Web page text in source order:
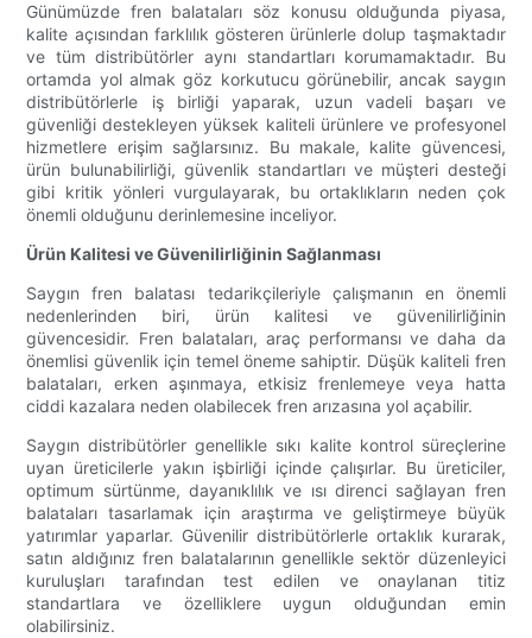
Günümüzde fren balataları söz konusu olduğunda piyasa,
kalite açısından farklılık gösteren ürünlerle dolup taşmaktadır
ve tüm distribütörler aynı standartları korumamaktadır. Bu
ortamda yol almak göz korkutucu görünebilir, ancak saygın
distribütörlerle iş birliği yaparak, uzun vadeli başarı ve
güvenliği destekleyen yüksek kaliteli ürünlere ve profesyonel
hizmetlere erişim sağlarsınız. Bu makale, kalite güvencesi,
ürün bulunabilirliği, güvenlik standartları ve müşteri desteği
gibi kritik yönleri vurgulayarak, bu ortaklıkların neden çok
önemli olduğunu derinlemesine inceliyor.
Ürün Kalitesi ve Güvenilirliğinin Sağlanması
Saygın fren balatası tedarikçileriyle çalışmanın en önemli
nedenlerinden biri, ürün kalitesi ve güvenilirliğinin
güvencesidir. Fren balataları, araç performansı ve daha da
önemlisi güvenlik için temel öneme sahiptir. Düşük kaliteli fren
balataları, erken aşınmaya, etkisiz frenlemeye veya hatta
ciddi kazalara neden olabilecek fren arızasına yol açabilir.
Saygın distribütörler genellikle sıkı kalite kontrol süreçlerine
uyan üreticilerle yakın işbirliği içinde çalışırlar. Bu üreticiler,
optimum sürtünme, dayanıklılık ve ısı direnci sağlayan fren
balataları tasarlamak için araştırma ve geliştirmeye büyük
yatırımlar yaparlar. Güvenilir distribütörlerle ortaklık kurarak,
satın aldığınız fren balatalarının genellikle sektör düzenleyici
kuruluşları tarafından test edilen ve onaylanan titiz
standartlara ve özelliklere uygun olduğundan emin
olabilirsiniz.